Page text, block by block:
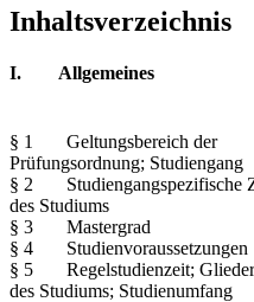
Inhaltsverzeichnis
I. Allgemeines
§ 1 Geltungsbereich der
Prüfungsordnung; Studiengang
§ 2 Studiengangspezifische
des Studiums
§ 3 Mastergrad
§ 4 Studienvoraussetzungen
§ 5 Regelstudienzeit;
des Studiums; Studienumfang